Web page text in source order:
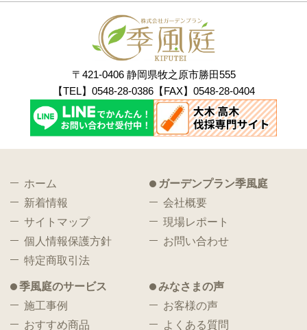
〒421-0406 静岡県牧之原市勝田555
【TEL】0548-28-0386【FAX】0548-28-0404
ホーム
新着情報
サイトマップ
個人情報保護方針
特定商取引法
ガーデンプラン季風庭
会社概要
現場レポート
お問い合わせ
季風庭のサービス
施工事例
おすすめ商品
みなさまの声
お客様の声
よくある質問